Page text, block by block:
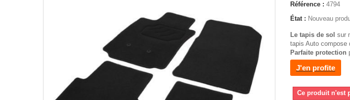
Référence : 4794
État : Nouveau
Le tapis de sol sur
tapis Auto compose
Parfaite protection
J'en profite
Ce produit n'est